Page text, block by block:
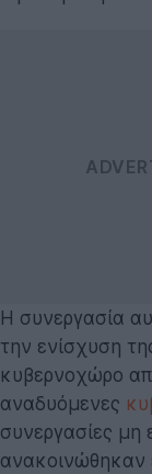
Η συνεργασία
την ενίσχυση
κυβερνοχώρο
αναδυόμενες
συνεργασίες μη
ανακοινώθηκαν